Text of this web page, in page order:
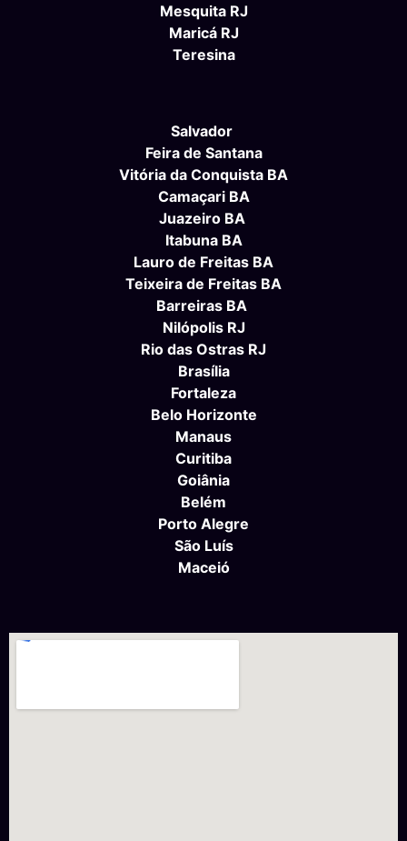
Mesquita RJ
Maricá RJ
Teresina
Salvador
Feira de Santana
Vitória da Conquista BA
Camaçari BA
Juazeiro BA
Itabuna BA
Lauro de Freitas BA
Teixeira de Freitas BA
Barreiras BA
Nilópolis RJ
Rio das Ostras RJ
Brasília
Fortaleza
Belo Horizonte
Manaus
Curitiba
Goiânia
Belém
Porto Alegre
São Luís
Maceió